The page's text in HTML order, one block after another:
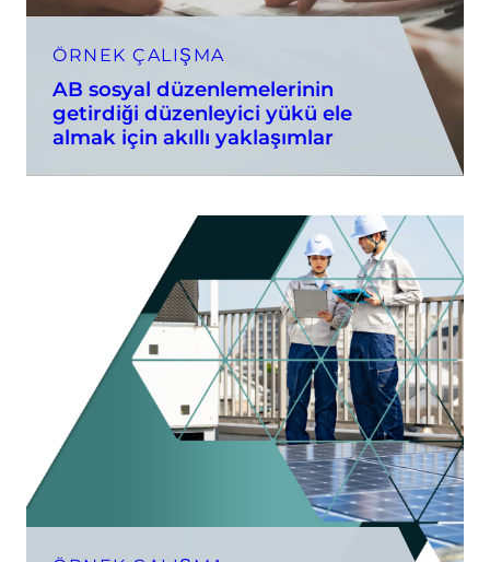
ÖRNEK ÇALIŞMA
AB sosyal düzenlemelerinin
getirdiği düzenleyici yükü ele
almak için akıllı yaklaşımlar